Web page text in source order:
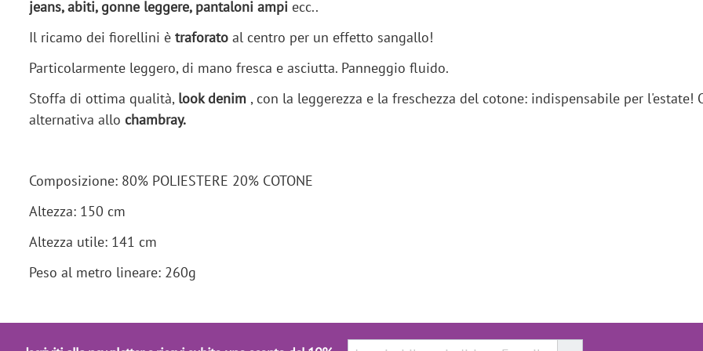
jeans, abiti, gonne leggere, pantaloni ampi ecc..
Il ricamo dei fiorellini è traforato al centro per un effetto sangallo!
Particolarmente leggero, di mano fresca e asciutta. Panneggio fluido.
Stoffa di ottima qualità, look denim , con la leggerezza e la freschezza del cotone: indispensabile per l'estate!
alternativa allo chambray.
Composizione: 80% POLIESTERE 20% COTONE
Altezza: 150 cm
Altezza utile: 141 cm
Peso al metro lineare: 260g